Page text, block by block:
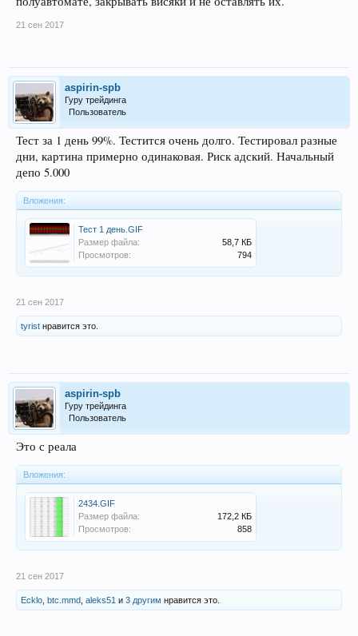
21 сен 2017
aspirin-spb
Гуру трейдинга
Пользователь
Тест за 1 день 99%. Тестится очень долго. Тестировал разные
дни, картина примерно одинаковая. Риск адский. Начальный
депо 5.000
Вложения:
Тест 1 день.GIF
Размер файла:
58,7 КБ
Просмотров:
794
21 сен 2017
tyrist нравится это.
aspirin-spb
Гуру трейдинга
Пользователь
Это с реала
Вложения:
2434.GIF
Размер файла:
172,2 КБ
Просмотров:
858
21 сен 2017
Ecklo btc.mmd aleks51 и 3 другим нравится это.